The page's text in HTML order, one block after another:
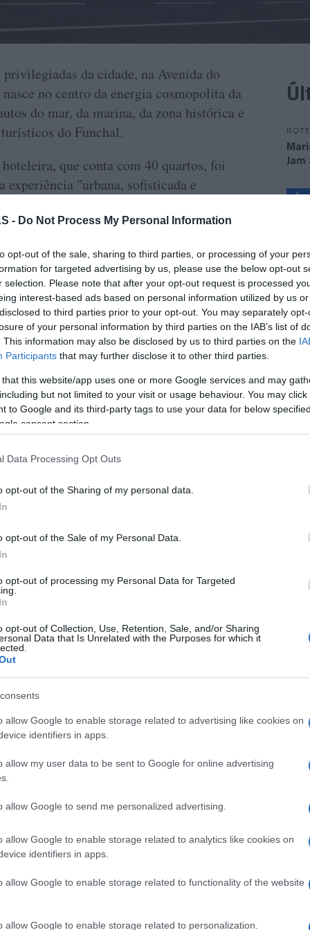
- Do Not Process My Personal Information
opt-out of the sale, sharing to third parties, or processing of your
for targeted advertising by us, please use the below opt-out
selection. Please note that after your opt-out request is processed
interest-based ads based on personal information utilized by us
to third parties prior to your opt-out. You may separately
of your personal information by third parties on the IAB’s list of
This information may also be disclosed by us to third parties on the
Participants that may further disclose it to other third parties.
that this website/app uses one or more Google services and may
but not limited to your visit or usage behaviour. You may
to Google and its third-party tags to use your data for below
consent section.
Data Processing Opt Outs
opt-out of the Sharing of my personal data.
opt-out of the Sale of my Personal Data.
opt-out of processing my Personal Data for Targeted
opt-out of Collection, Use, Retention, Sale, and/or Sharing
Data that Is Unrelated with the Purposes for which it
allow Google to enable storage related to advertising like cookies on
identifiers in apps.
allow my user data to be sent to Google for online advertising
allow Google to send me personalized advertising.
allow Google to enable storage related to analytics like cookies on
identifiers in apps.
allow Google to enable storage related to functionality of the website
allow Google to enable storage related to personalization.
da cidade, na Avenida do
no centro da energia cosmopolita da
do mar, da marina, da zona histórica e
do Funchal.
que conta com 40 quartos, foi
experiência "urbana, sofisticada e
dos hotéis 'Moon & Sun'.
Sun Funchal' pretende afirmar-se como um
a cidade, refletindo a essência da marca
com identidade própria, integrados no
procura experiências genuínas,
lê-se ainda.
Porto, Braga e Lisboa, o conceito aposta
cidades, onde o design, a hospitalidade
de forma natural. "O novo hotel procura
de uma atmosfera cosmopolita e
proximidade ao oceano e a energia única da
se como a porta de entrada ideal para
autêntica e próxima."
do MS Group, refere que esta nova
muito especial para a MS Hotels. A
natural para a marca, não só pela
pela sua crescente procura
Queremos que este hotel seja um
forma como acreditamos que a hotelaria
confortável e ligada à cidade."
de Junho de 2026, o 'Moon & Sun
referência da hotelaria urbana na
insular se encontra com a energia
Sun', criando experiências pensadas para
e ligação ao lugar.
VER GALERIA